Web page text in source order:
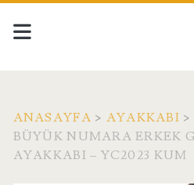
ANASAYFA > AYAKKABI >
BÜYÜK NUMARA ERKEK
AYAKKABI – YC2023 KUM